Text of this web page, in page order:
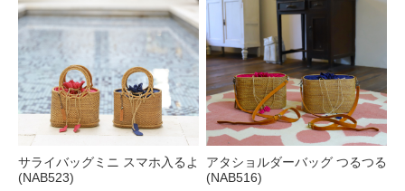
サライバッグミニ スマホ入るよ
(NAB523)
アタショルダーバッグ つるつる
(NAB516)